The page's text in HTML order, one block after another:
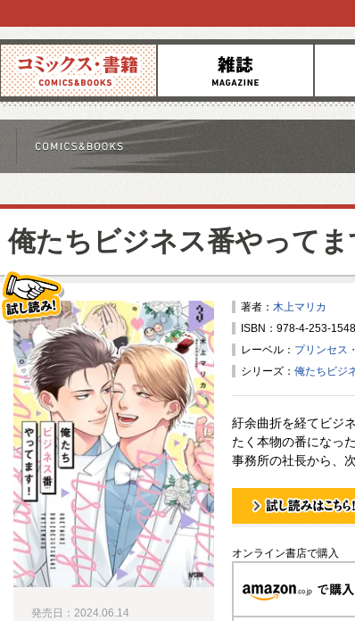
コミックス 雑誌 お知ら
俺たちビジネス番やってま
著者： 木上マリカ
ISBN：978-4-253-
レーベル： プリンセス
シリーズ： 俺たちビジ
紆余曲折を経てビジ
たく本物の番になっ
事務所の社長から、
試し読み！
オンライン書店で購入
発売日：2024.06.14